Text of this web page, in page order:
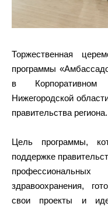
Торжественная
программы
в Корпоративном
Нижегородской
правительства региона.
Цель программы,
поддержке
здравоохранения,
свои проекты и